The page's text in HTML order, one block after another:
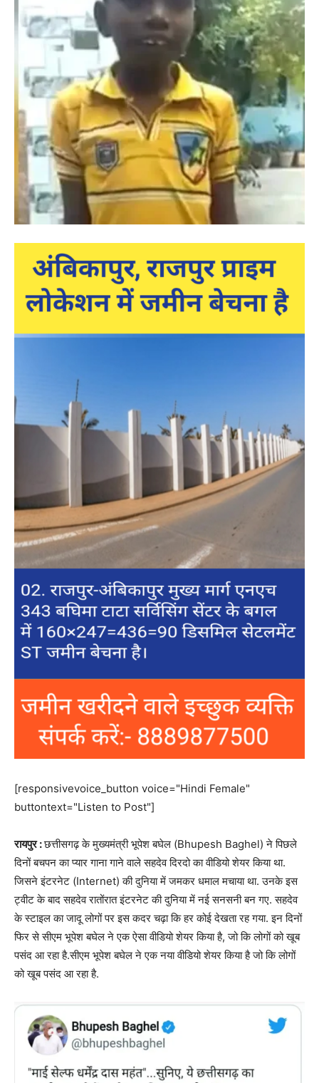
[responsivevoice_button voice="Hindi Female"
buttontext="Listen to Post"]
रायपुर :छत्तीसगढ़ के मुख्यमंत्री भूपेश बघेल (Bhupesh Baghel) ने पिछले
दिनों बचपन का प्यार गाना गाने वाले सहदेव दिरदो का वीडियो शेयर किया था.
जिसने इंटरनेट (Internet) की दुनिया में जमकर धमाल मचाया था. उनके इस
ट्वीट के बाद सहदेव रातोंरात इंटरनेट की दुनिया में नई सनसनी बन गए. सहदेव
के स्टाइल का जादू लोगों पर इस कदर चढ़ा कि हर कोई देखता रह गया. इन दिनों
फिर से सीएम भूपेश बघेल ने एक ऐसा वीडियो शेयर किया है, जो कि लोगों को खूब
पसंद आ रहा है.सीएम भूपेश बघेल ने एक नया वीडियो शेयर किया है जो कि लोगों
को खूब पसंद आ रहा है.